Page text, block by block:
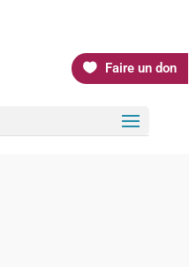
Faire un don